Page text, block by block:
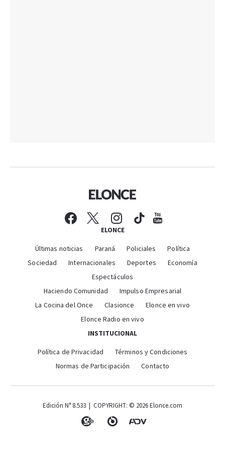
ELONCE
Últimas noticias Paraná Policiales
Política
Sociedad
Internacionales Deportes
Economía
Espectáculos
Haciendo Comunidad
Impulso Empresarial
La Cocina del Once
Clasionce
Elonce en vivo
Elonce Radio en vivo
INSTITUCIONAL
Política de Privacidad
Términos y Condiciones
Normas de Participación
Contacto
Edición N° 8.533 | COPYRIGHT: © 2026 Elonce.com